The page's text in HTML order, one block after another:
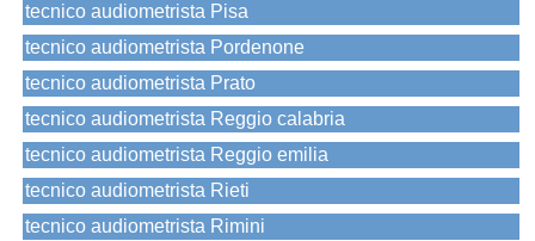
tecnico audiometrista Pisa
tecnico audiometrista Pordenone
tecnico audiometrista Prato
tecnico audiometrista Reggio calabria
tecnico audiometrista Reggio emilia
tecnico audiometrista Rieti
tecnico audiometrista Rimini